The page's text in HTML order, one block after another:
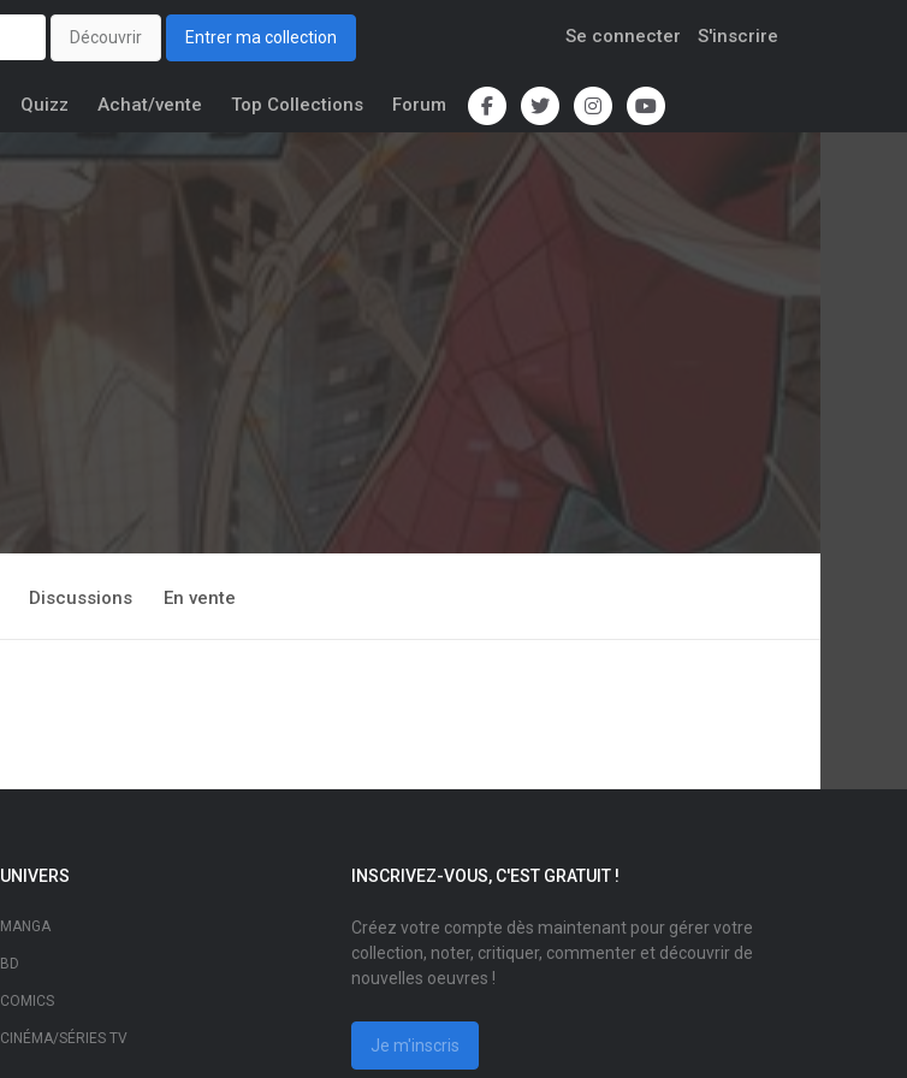
Découvrir Entrer ma collection Se connecter S'inscrire
Quizz Achat/vente Top Collections Forum
Discussions En vente
UNIVERS
MANGA
BD
COMICS
CINÉMA/SÉRIES TV
INSCRIVEZ-VOUS, C'EST GRATUIT !
Créez votre compte dès maintenant pour gérer votre
collection, noter, critiquer, commenter et découvrir de
nouvelles oeuvres !
Je m'inscris